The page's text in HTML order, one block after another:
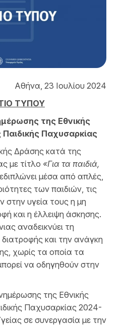
Αθήνα, 23 Ιουλίου 2024
ΤΥΠΟΥ
της Εθνικής
Παχυσαρκίας
Δράσης κατά της
με τίτλο «Για τα παιδιά,
μέσα από απλές,
των παιδιών, τις
στην υγεία τους η μη
και η έλλειψη άσκησης.
αναδεικνύει τη
και την ανάγκη
χωρίς τα οποία τα
να οδηγηθούν στην
της Εθνικής
Παχυσαρκίας 2024-
σε συνεργασία με την